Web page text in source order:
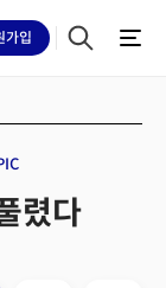
가입
렸다